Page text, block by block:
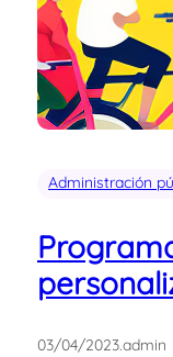
Administración
03/04/2023.admin